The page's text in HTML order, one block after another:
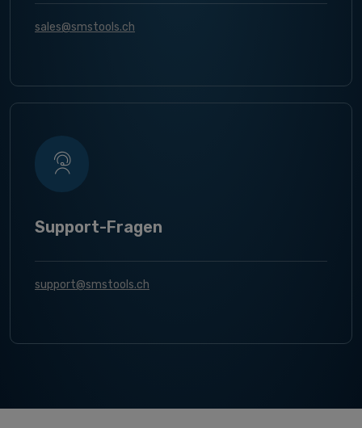
sales@smstools.ch
Support-Fragen
support@smstools.ch